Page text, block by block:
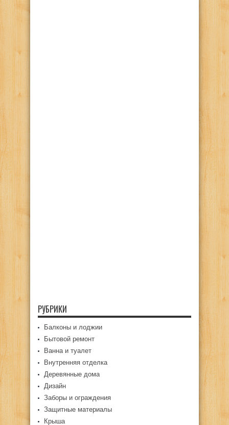
РУБРИКИ
Балконы и лоджии
Бытовой ремонт
Ванна и туалет
Внутренняя отделка
Деревянные дома
Дизайн
Заборы и ограждения
Защитные материалы
Крыша